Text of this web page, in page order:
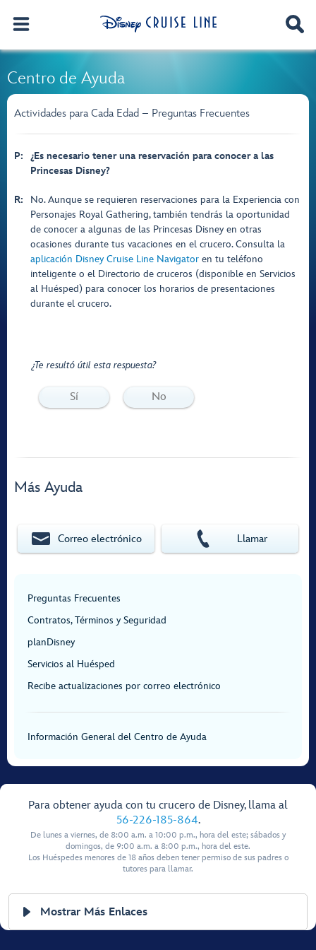
Centro de Ayuda
Actividades para Cada Edad – Preguntas Frecuentes
P:
¿Es necesario tener una reservación para conocer a las
Princesas Disney?
R:
No. Aunque se requieren reservaciones para la Experiencia con
Personajes Royal Gathering, también tendrás la oportunidad
de conocer a algunas de las Princesas Disney en otras
ocasiones durante tus vacaciones en el crucero. Consulta la
aplicación Disney Cruise Line Navigator en tu teléfono
inteligente o el Directorio de cruceros (disponible en Servicios
al Huésped) para conocer los horarios de presentaciones
durante el crucero.
¿Te resultó útil esta respuesta?
Sí No
Más Ayuda
Correo electrónico Llamar
Preguntas Frecuentes
Contratos, Términos y Seguridad
planDisney
Servicios al Huésped
Recibe actualizaciones por correo electrónico
Información General del Centro de Ayuda
Para obtener ayuda con tu crucero de Disney, llama al
56-226-185-864.
De lunes a viernes, de 8:00 a.m. a 10:00 p.m., hora del este; sábados y
domingos, de 9:00 a.m. a 8:00 p.m., hora del este.
Los Huéspedes menores de 18 años deben tener permiso de sus padres o
tutores para llamar.
Mostrar Más Enlaces